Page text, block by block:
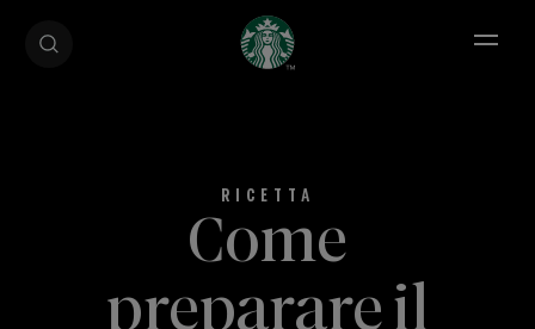
Open
Come
preparare il